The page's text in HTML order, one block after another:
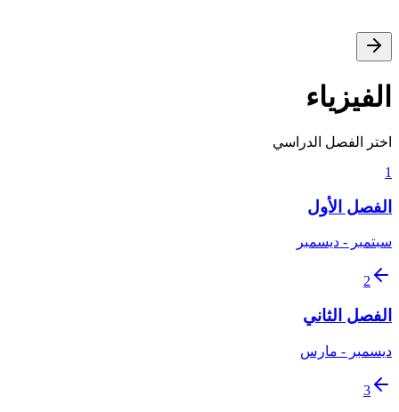
الفيزياء
اختر الفصل الدراسي
1
الفصل الأول
سبتمبر - ديسمبر
2
الفصل الثاني
ديسمبر - مارس
3